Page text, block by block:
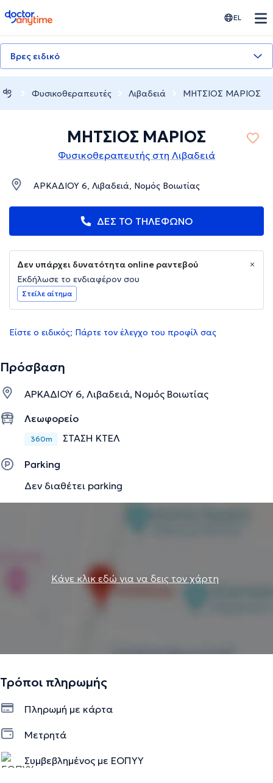
doctoranytime EL
Βρες ειδικό
Φυσικοθεραπευτές Λιβαδειά ΜΗΤΣΙΟΣ ΜΑΡΙΟΣ
ΜΗΤΣΙΟΣ ΜΑΡΙΟΣ
Φυσικοθεραπευτής στη Λιβαδειά
ΑΡΚΑΔΙΟΥ 6, Λιβαδειά, Νομός Βοιωτίας
ΔΕΣ ΤΟ ΤΗΛΕΦΩΝΟ
Δεν υπάρχει δυνατότητα online ραντεβού
Εκδήλωσε το ενδιαφέρον σου
Στείλε αίτημα
Είστε ο ειδικός; Πάρτε τον έλεγχο του προφίλ σας
Πρόσβαση
ΑΡΚΑΔΙΟΥ 6, Λιβαδειά, Νομός Βοιωτίας
Λεωφορείο
360m ΣΤΑΣΗ ΚΤΕΛ
Parking
Δεν διαθέτει parking
Κάνε κλικ εδώ για να δεις τον χάρτη
Τρόποι πληρωμής
Πληρωμή με κάρτα
Μετρητά
Συμβεβλημένος με ΕΟΠΥΥ